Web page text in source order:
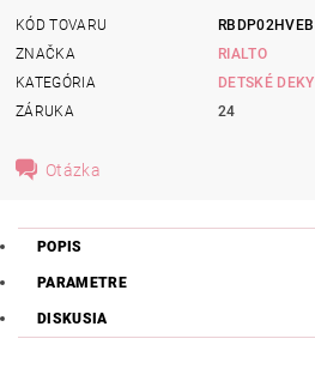
KÓD TOVARU
RBDP02HVEB
ZNAČKA
RIALTO
KATEGÓRIA
DETSKÉ DEKY
ZÁRUKA
24
Otázka
POPIS
PARAMETRE
DISKUSIA